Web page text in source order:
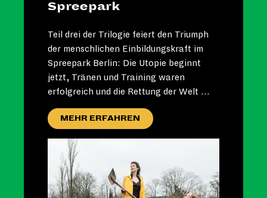
Spreepark
Teil drei der Trilogie feiert den Triumph
der menschlichen Einbildungskraft im
Spreepark Berlin: Die Utopie beginnt
jetzt, Tränen und Training waren
erfolgreich und die Rettung der Welt …
MEHR ERFAHREN